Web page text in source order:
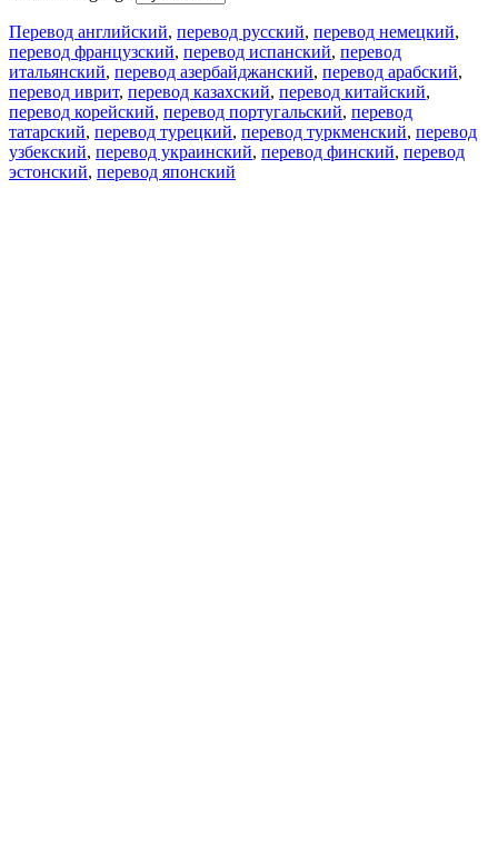
Перевод английский, перевод русский, перевод немецкий,
перевод французский, перевод испанский, перевод
итальянский, перевод азербайджанский, перевод арабский,
перевод иврит, перевод казахский, перевод китайский,
перевод корейский, перевод португальский, перевод
татарский, перевод турецкий, перевод туркменский, перевод
узбекский, перевод украинский, перевод финский, перевод
эстонский, перевод японский